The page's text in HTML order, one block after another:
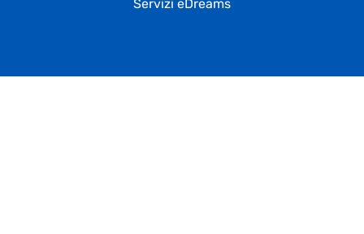
Servizi eDreams